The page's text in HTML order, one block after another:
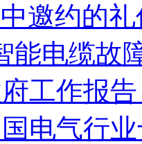
邀约的礼
能电缆故
工作报
电气行